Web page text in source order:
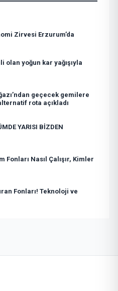
Zirvesi Erzurum’da
olan yoğun kar yağışıyla
geçecek gemilere
rota açıkladı
YARISI BİZDEN
Fonları Nasıl Çalışır, Kimler
Fonları! Teknoloji ve